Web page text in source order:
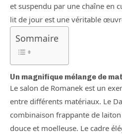
et suspendu par une chaîne en
lit de jour est une véritable
Sommaire
Un magnifique mélange de
Le salon de Romanek est un
entre différents matériaux. Le
combinaison frappante de
douce et moelleuse. Le cadre